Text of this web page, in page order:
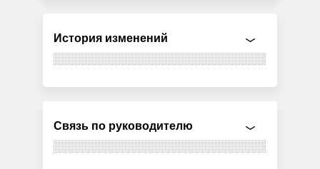
История изменений
Связь по руководителю